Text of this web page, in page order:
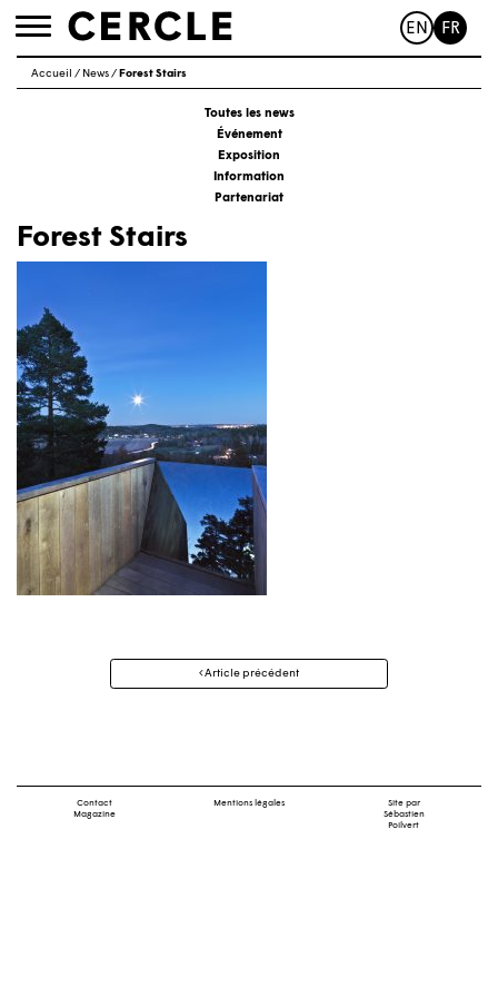
Toggle
EN FR
Accueil / News/ Forest Stairs
Toutes les news
Événement
Exposition
Information
Partenariat
Forest Stairs
Navigation
Article précédent
Contact
Magazine
Mentions légales
Site par
Sébastien
Poilvert